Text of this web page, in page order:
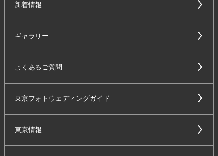
新着情報
ギャラリー
よくあるご質問
東京フォトウェディングガイド
東京情報